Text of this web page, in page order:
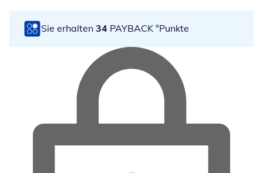
Sie erhalten 34 PAYBACK °Punkte